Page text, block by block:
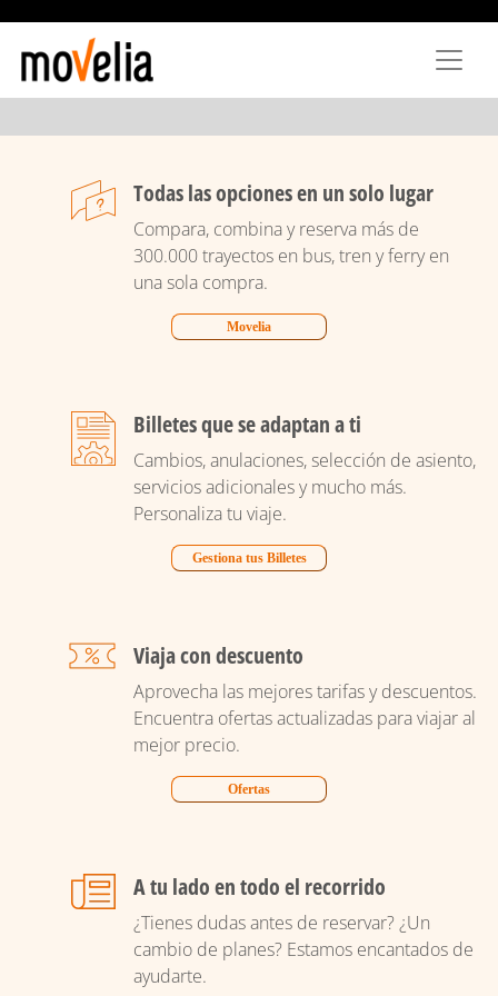
principal
Todas las opciones en un solo lugar
Compara, combina y reserva más de
300.000 trayectos en bus, tren y ferry en
una sola compra.
Movelia
Billetes que se adaptan a ti
Cambios, anulaciones, selección de asiento,
servicios adicionales y mucho más.
Personaliza tu viaje.
Gestiona tus Billetes
Viaja con descuento
Aprovecha las mejores tarifas y descuentos.
Encuentra ofertas actualizadas para viajar al
mejor precio.
Ofertas
A tu lado en todo el recorrido
¿Tienes dudas antes de reservar? ¿Un
cambio de planes? Estamos encantados de
ayudarte.